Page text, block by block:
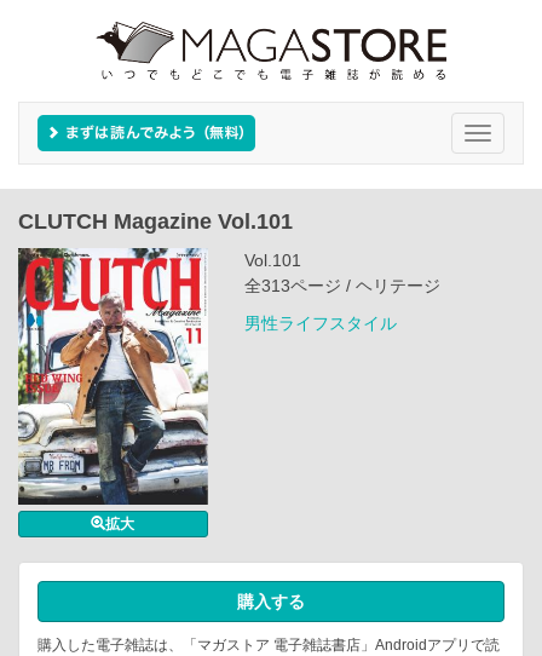
Toggle
CLUTCH Magazine Vol.101
拡大
Vol.101
全313ページ / ヘリテージ
男性ライフスタイル
購入する
購入した電子雑誌は、「マガストア 電子雑誌書店」Androidアプリで読